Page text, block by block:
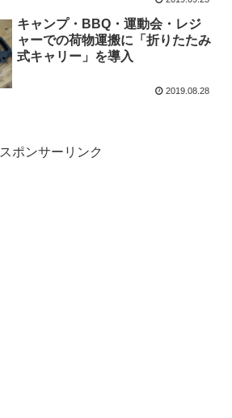
キャンプ・BBQ・運動会・レジ
ャーでの荷物運搬に「折りたたみ
式キャリー」を導入
2019.08.28
スポンサーリンク